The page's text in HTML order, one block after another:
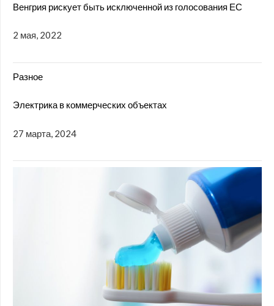
Венгрия рискует быть исключенной из голосования ЕС
2 мая, 2022
Разное
Электрика в коммерческих объектах
27 марта, 2024